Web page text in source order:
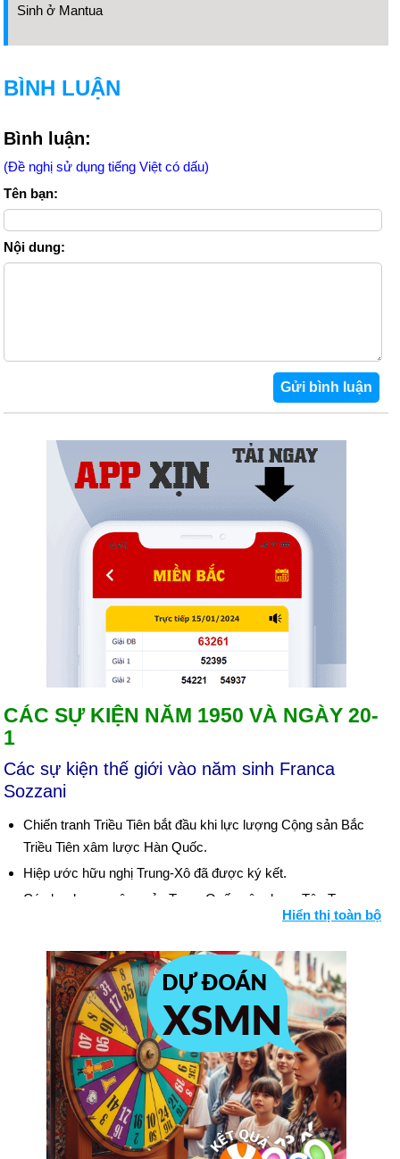
Sinh ở Mantua
BÌNH LUẬN
Bình luận:
(Đề nghị sử dụng tiếng Việt có dấu)
Tên bạn:
Nội dung:
CÁC SỰ KIỆN NĂM 1950 VÀ NGÀY 20-
1
Các sự kiện thế giới vào năm sinh Franca
Sozzani
Chiến tranh Triều Tiên bắt đầu khi lực lượng Cộng sản Bắc
Triều Tiên xâm lược Hàn Quốc.
Hiệp ước hữu nghị Trung-Xô đã được ký kết.
Các lực lượng cộng sản Trung Quốc xâm lược Tây Tạng.
Nhà vật lý nguyên tử người Anh Klaus Fuchs bị kết tội làm
Ngày sinh Franca Sozzani (20-1) trong lịch sử
Ngày 20-1 năm 1801:
John Marshall được bổ nhiệm làm
Chánh án Tòa án Tối cao Hoa Kỳ
Ngày 20-1 năm 1841:Kết quả của Chiến tranh "Nha phiến" lần
thứ nhất, Hồng Kông được nhượng cho người Anh.
Ngày 20-1 năm 1942:Đức Quốc xã đã đưa ra "Giải pháp cuối
cùng" của họ liên quan đến người Do Thái tại Hội nghị
Wannsee.
Hiển thị toàn bộ